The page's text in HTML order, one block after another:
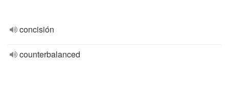
concisión
counterbalanced